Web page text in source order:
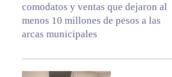
comodatos y ventas que dejaron al
menos 10 millones de pesos a las
arcas municipales